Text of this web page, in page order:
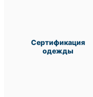
Сертификация
одежды